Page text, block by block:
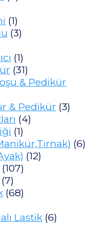
(1)
(3)
(1)
(31)
& Pedikür
& Pedikür (3)
(4)
(1)
(6)
(12)
(107)
(7)
(68)
Lastik (6)